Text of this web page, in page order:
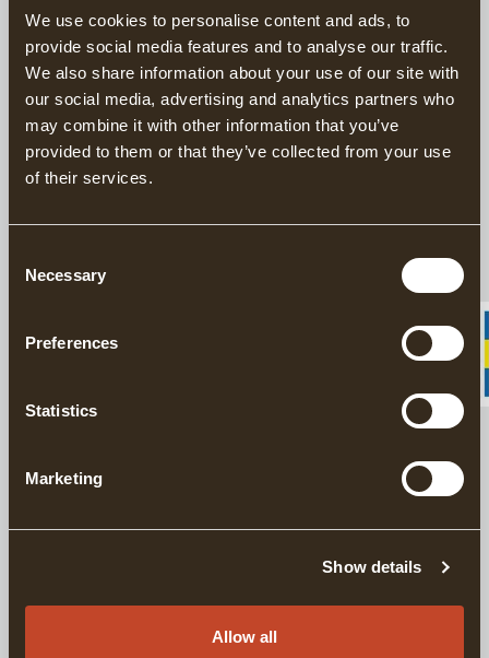
We use cookies to personalise content and ads, to
provide social media features and to analyse our traffic.
We also share information about your use of our site with
our social media, advertising and analytics partners who
may combine it with other information that you’ve
provided to them or that they’ve collected from your use
of their services.
Selection
Necessary
Preferences
Statistics
Marketing
Show details
Allow all
This product is sold exclusively through our US
distributorGrand Forest.
Find your closest retailers here.
Handgeschmiedete Äxte seit 1902
20 Jahre Garantie auf Äxte
Stiel der zur Gränsfors Schwedisches Zugmesser passt.
BESCHREIBUNG
DETAILS
LIEFERINFORMATIONEN